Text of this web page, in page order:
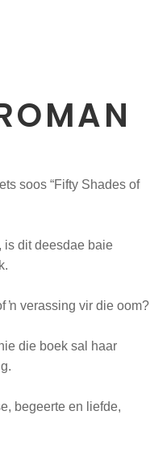
soos “Fifty Shades of
is dit deesdae baie
ŉ verassing vir die oom?
die boek sal haar
begeerte en liefde,